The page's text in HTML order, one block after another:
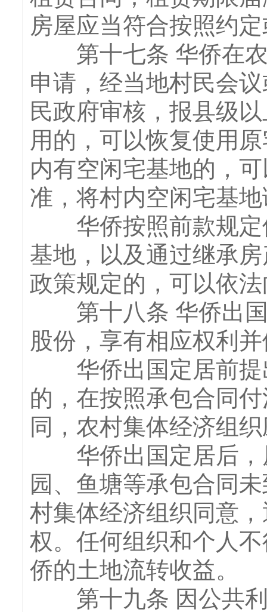
房屋应当符合按照约
第十七条 华侨在农
申请，经当地村民会
民政府审核，报县级
用的，可以恢复使用
内有空闲宅基地的，
准，将村内空闲宅基
华侨按照前款规定
基地，以及通过继承
政策规定的，可以依
第十八条 华侨出国
股份，享有相应权利
华侨出国定居前提
的，在按照承包合同
同，农村集体经济组
华侨出国定居后，
园、鱼塘等承包合同
村集体经济组织同意
权。任何组织和个人
侨的土地流转收益。
第十九条 因公共利